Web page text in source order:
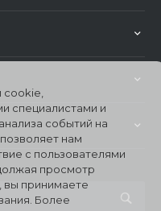
специалистами и
событий на
нам
с пользователями
просмотр
вы принимаете
Более